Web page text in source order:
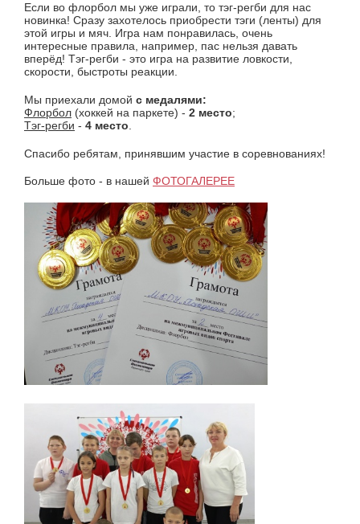
Если во флорбол мы уже играли, то тэг-регби для нас
новинка! Сразу захотелось приобрести тэги (ленты) для
этой игры и мяч. Игра нам понравилась, очень
интересные правила, например, пас нельзя давать
вперёд! Тэг-регби - это игра на развитие ловкости,
скорости, быстроты реакции.
Мы приехали домой с медалями:
Флорбол (хоккей на паркете) - 2 место;
Тэг-регби - 4 место
Спасибо ребятам, принявшим участие в соревнованиях!
Больше фото - в нашей ФОТОГАЛЕРЕЕ